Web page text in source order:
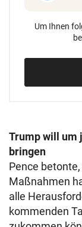
Um Ihnen
Trump will um
bringen
Pence
Maßnahmen
alle
kommenden